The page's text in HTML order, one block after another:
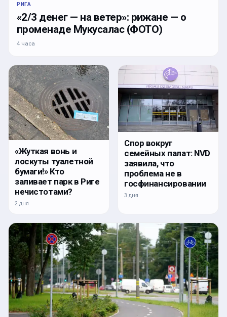
РИГА
«2/3 денег — на ветер»: рижане — о
променаде Мукусалас (ФОТО)
4 часа
«Жуткая вонь и
лоскуты туалетной
бумаги!» Кто
заливает парк в Риге
нечистотами?
2 дня
Спор вокруг
семейных палат: NVD
заявила, что
проблема не в
госфинансировании
3 дня